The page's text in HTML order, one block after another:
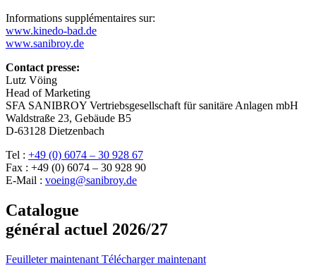
Informations supplémentaires sur:
www.kinedo-bad.de
www.sanibroy.de
Contact presse:
Lutz Vöing
Head of Marketing
SFA SANIBROY Vertriebsgesellschaft für sanitäre Anlagen mbH
Waldstraße 23, Gebäude B5
D-63128 Dietzenbach
Tel : +49 (0) 6074 – 30 928 67
Fax : +49 (0) 6074 – 30 928 90
E-Mail : voeing@sanibroy.de
Catalogue
général actuel 2026/27
Feuilleter maintenant Télécharger maintenant